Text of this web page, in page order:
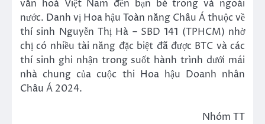
văn hoá Việt Nam đến bạn bè trong và ngoài
nước. Danh vị Hoa hậu Toàn năng Châu Á thuộc về
thí sinh Nguyễn Thị Hà – SBD 141 (TPHCM) nhờ
chị có nhiều tài năng đặc biệt đã được BTC và các
thí sinh ghi nhận trong suốt hành trình dưới mái
nhà chung của cuộc thi Hoa hậu Doanh nhân
Châu Á 2024.
Nhóm TT